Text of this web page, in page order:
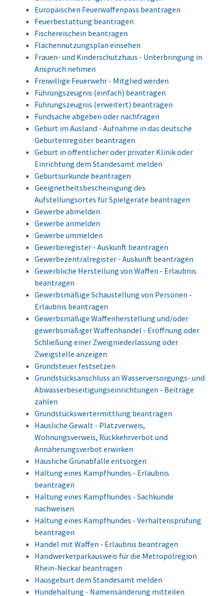
Europäischen Feuerwaffenpass beantragen
Feuerbestattung beantragen
Fischereischein beantragen
Flächennutzungsplan einsehen
Frauen- und Kinderschutzhaus - Unterbringung in
Anspruch nehmen
Freiwillige Feuerwehr - Mitglied werden
Führungszeugnis (einfach) beantragen
Führungszeugnis (erweitert) beantragen
Fundsache abgeben oder nachfragen
Geburt im Ausland - Aufnahme in das deutsche
Geburtenregister beantragen
Geburt in öffentlicher oder privater Klinik oder
Einrichtung dem Standesamt melden
Geburtsurkunde beantragen
Geeignetheitsbescheinigung des
Aufstellungsortes für Spielgeräte beantragen
Gewerbe abmelden
Gewerbe anmelden
Gewerbe ummelden
Gewerberegister - Auskunft beantragen
Gewerbezentralregister - Auskunft beantragen
Gewerbliche Herstellung von Waffen - Erlaubnis
beantragen
Gewerbsmäßige Schaustellung von Personen -
Erlaubnis beantragen
Gewerbsmäßige Waffenherstellung und/oder
gewerbsmäßiger Waffenhandel - Eröffnung oder
Schließung einer Zweigniederlassung oder
Zweigstelle anzeigen
Grundsteuer festsetzen
Grundstücksanschluss an Wasserversorgungs- und
Abwasserbeseitigungseinrichtungen - Beiträge
zahlen
Grundstückswertermittlung beantragen
Häusliche Gewalt - Platzverweis,
Wohnungsverweis, Rückkehrverbot und
Annäherungsverbot erwirken
Häusliche Grünabfälle entsorgen
Haltung eines Kampfhundes - Erlaubnis
beantragen
Haltung eines Kampfhundes - Sachkunde
nachweisen
Haltung eines Kampfhundes - Verhaltensprüfung
beantragen
Handel mit Waffen - Erlaubnis beantragen
Handwerkerparkausweis für die Metropolregion
Rhein-Neckar beantragen
Hausgeburt dem Standesamt melden
Hundehaltung - Namensänderung mitteilen